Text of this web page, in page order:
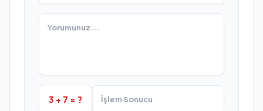
3 + 7 = ?